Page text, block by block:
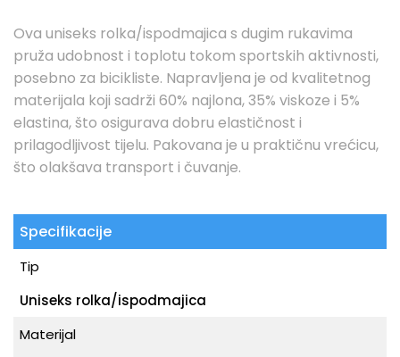
Ova uniseks rolka/ispodmajica s dugim rukavima
pruža udobnost i toplotu tokom sportskih aktivnosti,
posebno za bicikliste. Napravljena je od kvalitetnog
materijala koji sadrži 60% najlona, 35% viskoze i 5%
elastina, što osigurava dobru elastičnost i
prilagodljivost tijelu. Pakovana je u praktičnu vrećicu,
što olakšava transport i čuvanje.
Specifikacije
Tip
Uniseks rolka/ispodmajica
Materijal